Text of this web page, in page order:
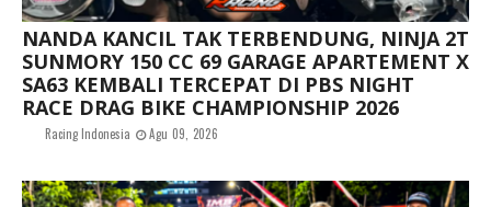
NANDA KANCIL TAK TERBENDUNG, NINJA 2T
SUNMORY 150 CC 69 GARAGE APARTEMENT X
SA63 KEMBALI TERCEPAT DI PBS NIGHT
RACE DRAG BIKE CHAMPIONSHIP 2026
Racing Indonesia Agu 09, 2026